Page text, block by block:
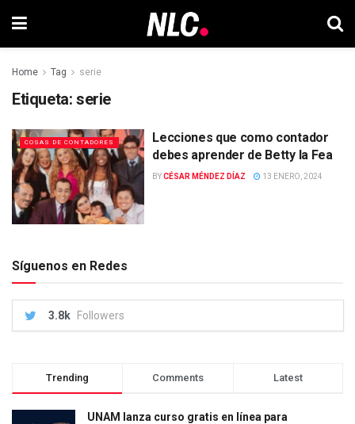
Home Tag serie
Etiqueta: serie
COSAS DE CONTADORES
Lecciones que como contador
debes aprender de Betty la Fea
BYCÉSAR MÉNDEZ DÍAZ 13 ENERO, 2024
Síguenos en Redes
3.8k Followers
Trending Comments Latest
UNAM lanza curso gratis en línea para